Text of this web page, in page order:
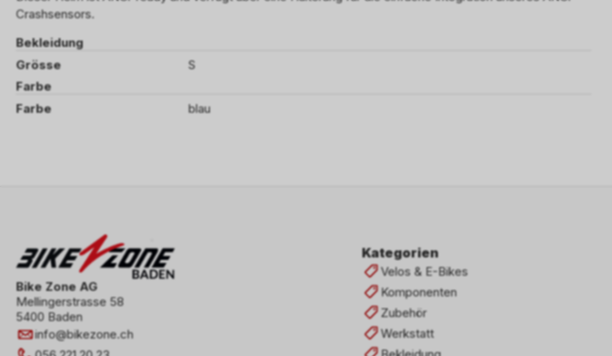
Crashsensors.
Bekleidung
Grösse
S
Farbe
Farbe
blau
Bike Zone AG
Mellingerstrasse 58
5400 Baden
info@bikezone.ch
Kategorien
Velos & E-Bikes
Komponenten
Zubehör
Werkstatt